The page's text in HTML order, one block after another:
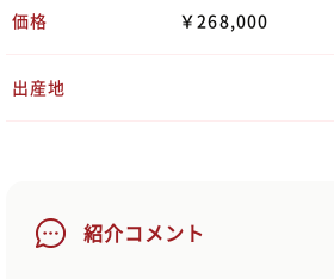
価格 ￥268,000
出産地
紹介コメント